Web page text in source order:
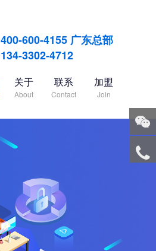
400-600-4155 广东总部
134-3302-4712
关于
About
联系
Contact
加盟
Join
微信